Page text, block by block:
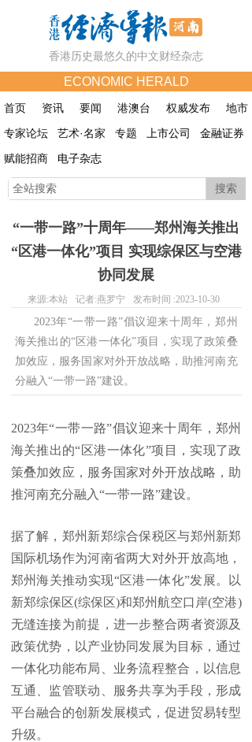
首页 资讯 要闻 港澳台 权威发布
地市
专家论坛
艺术·名家 专题 上市公司
金融证券
赋能招商
电子杂志
ECONOMIC HERALD
香港历史最悠久的中文财经杂志
搜索
“一带一路”十周年——郑州海关推出
“区港一体化”项目 实现综保区与空港
协同发展
来源:本站 记者:燕罗宁 发布时间 :2023-10-30
2023年“一带一路”倡议迎来十周年，郑州
海关推出的“区港一体化”项目，实现了政策叠
加效应，服务国家对外开放战略，助推河南充
分融入“一带一路”建设。
2023年“一带一路”倡议迎来十周年，郑州
海关推出的“区港一体化”项目，实现了政
策叠加效应，服务国家对外开放战略，助
推河南充分融入“一带一路”建设。
据了解，郑州新郑综合保税区与郑州新郑
国际机场作为河南省两大对外开放高地，
郑州海关推动实现“区港一体化”发展。以
新郑综保区(综保区)和郑州航空口岸(空港)
无缝连接为前提，进一步整合两者资源及
政策优势，以产业协同发展为目标，通过
一体化功能布局、业务流程整合，以信息
互通、监管联动、服务共享为手段，形成
平台融合的创新发展模式，促进贸易转型
升级。